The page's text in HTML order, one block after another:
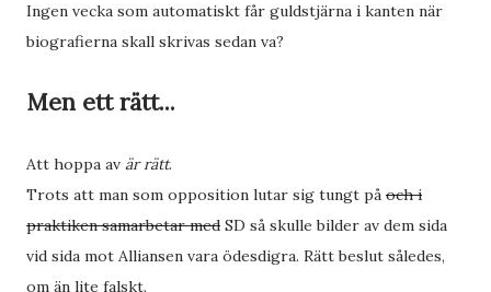
Ingen vecka som automatiskt får guldstjärna i kanten när
biografierna skall skrivas sedan va?
Men ett rätt...
Att hoppa av är rätt.
Trots att man som opposition lutar sig tungt på och i
praktiken samarbetar med SD så skulle bilder av dem sida
vid sida mot Alliansen vara ödesdigra. Rätt beslut således,
om än lite falskt.